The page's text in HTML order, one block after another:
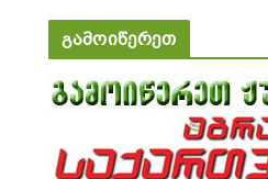
გამოიწერეთ